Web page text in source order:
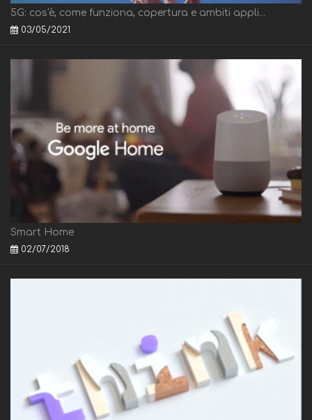
5G: cos'è, come funziona, copertura e ambiti appli...
03/05/2021
Smart Home
02/07/2018